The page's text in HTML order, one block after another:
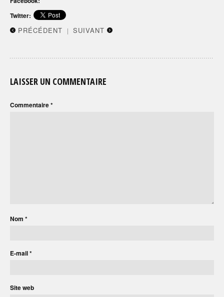
Twitter:
PRÉCÉDENT | SUIVANT
LAISSER UN COMMENTAIRE
Commentaire*
Nom *
E-mail*
Site web